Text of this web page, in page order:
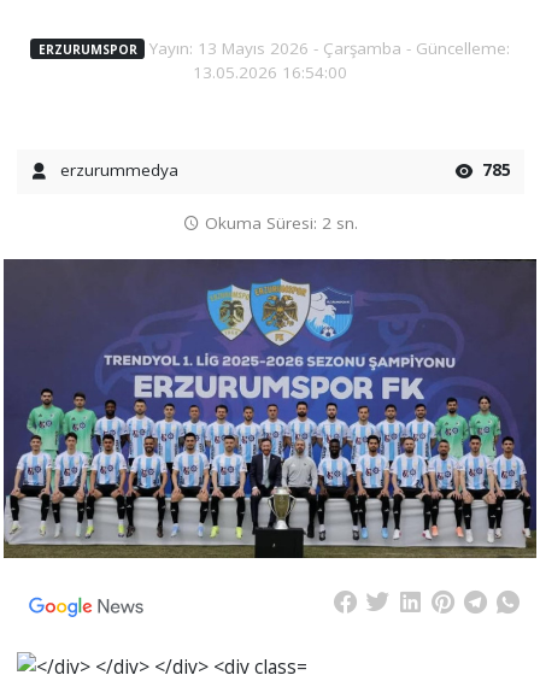
ERZURUMSPOR
Yayın: 13 Mayıs 2026 - Çarşamba - Güncelleme:
13.05.2026 16:54:00
erzurummedya 785
Okuma Süresi: 2 sn.